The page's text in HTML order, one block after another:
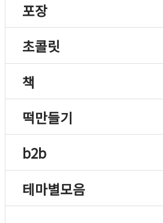
포장
초콜릿
책
떡만들기
b2b
테마별모음